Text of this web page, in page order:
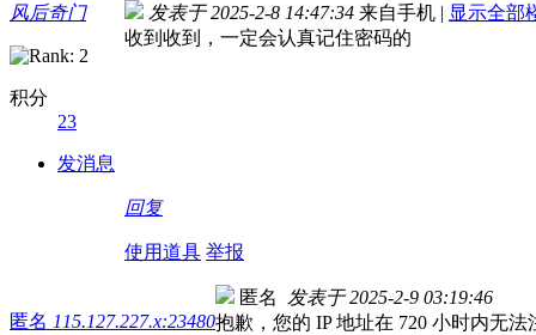
风后奇门
积分
23
发消息
发表于 2025-2-8 14:47:34 来自手机 | 显示全部
收到收到，一定会认真记住密码的
回复
使用道具 举报
匿名 115.127.227.x:23480
匿名 发表于 2025-2-9 03:19:46
抱歉，您的 IP 地址在 720 小时内无法